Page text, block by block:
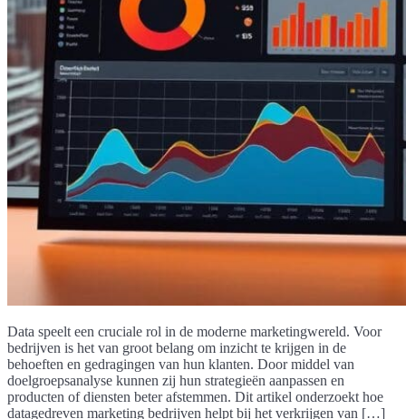
Data speelt een cruciale rol in de moderne marketingwereld. Voor
bedrijven is het van groot belang om inzicht te krijgen in de
behoeften en gedragingen van hun klanten. Door middel van
doelgroepsanalyse kunnen zij hun strategieën aanpassen en
producten of diensten beter afstemmen. Dit artikel onderzoekt hoe
datagedreven marketing bedrijven helpt bij het verkrijgen van […]